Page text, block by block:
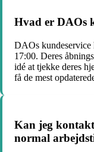
Hvad er DAOs
DAOs kundeservice
17:00. Deres
idé at tjekke deres
få de mest
Kan jeg
normal